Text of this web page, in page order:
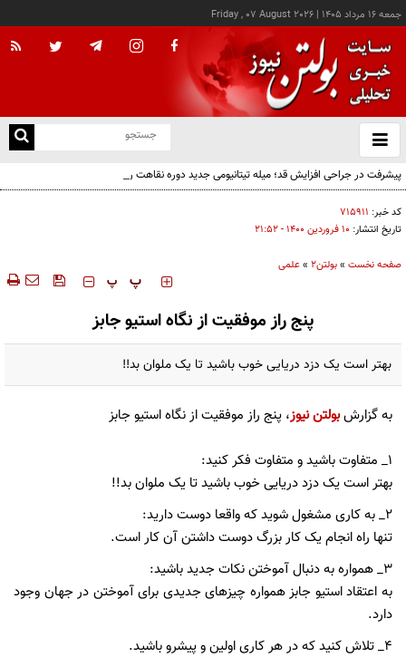
جمعه ۱۶ مرداد ۱۴۰۵ |
Friday , 07 August 2026
باز
و
پیشرفت در جراحی افزایش قد؛ میله تیتانیومی جدید دوره نقاهت را از چند ماه به چند هفته
کاهش می‌دهد
کد خبر: ۷۱۵۹۱۱
تاریخ انتشار: ۱۰ فروردين ۱۴۰۰ - ۲۱:۵۲
صفحه نخست »بولتن2 »علمی
‍‍‍ پ پ
پنج راز موفقیت از نگاه استیو جابز
بهتر است یک دزد دریایی خوب باشید تا یک ملوان بد!!
به گزارشبولتن نیوز، پنج راز موفقیت از نگاه استیو جابز
۱_ متفاوت باشید و متفاوت فکر کنید:
بهتر است یک دزد دریایی خوب باشید تا یک ملوان بد!!
۲_ به کاری مشغول شوید که واقعا دوست دارید:
تنها راه انجام یک کار بزرگ دوست داشتن آن کار است.
۳_ همواره به دنبال آموختن نکات جدید باشید:
به اعتقاد استیو جابز همواره چیزهای جدیدی برای آموختن در جهان وجود
دارد.
۴_ تلاش کنید که در هر کاری اولین و پیشرو باشید.